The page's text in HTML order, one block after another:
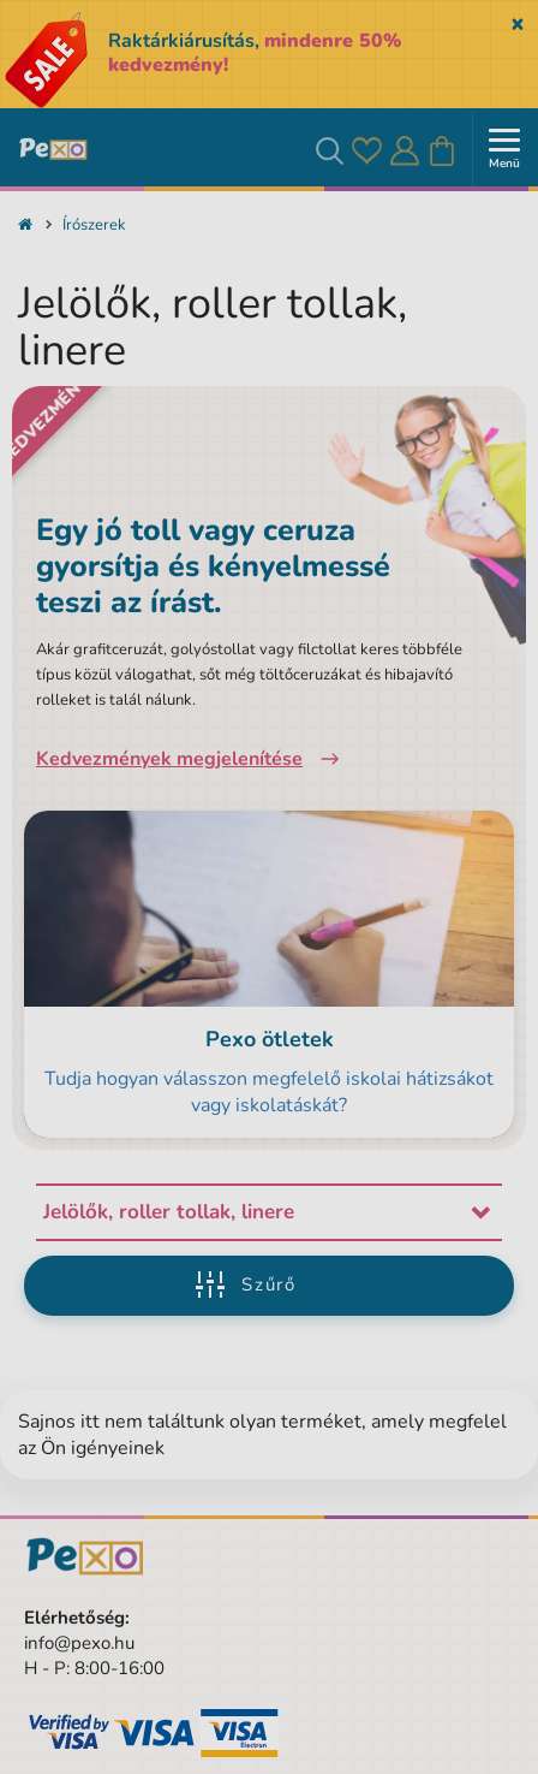
Raktárkiárusítás, mindenre 50%
kedvezmény!
Keresés
Kedvencek
Bejelentkezés
Kosár Menü
Írószerek
Jelölők, roller tollak,
linere
Egy jó toll vagy ceruza
gyorsítja és kényelmessé
teszi az írást.
Akár grafitceruzát, golyóstollat vagy filctollat keres többféle
típus közül válogathat, sőt még töltőceruzákat és hibajavító
rolleket is talál nálunk.
Kedvezmények megjelenítése
Pexo ötletek
Tudja hogyan válasszon megfelelő iskolai hátizsákot
vagy iskolatáskát?
Jelölők, roller tollak, linere
Szűrő
Sajnos itt nem találtunk olyan terméket, amely megfelel
az Ön igényeinek
Elérhetőség:
info@pexo.hu
H - P: 8:00-16:00